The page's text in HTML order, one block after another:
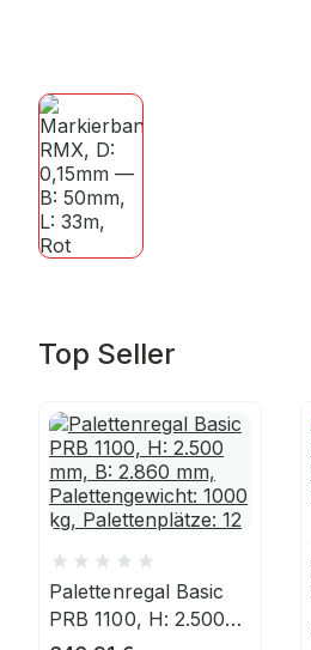
Top Seller
Palettenregal Basic
PRB 1100, H: 2.500